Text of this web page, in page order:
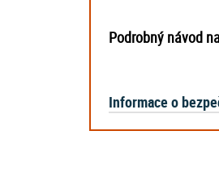
Podrobný návod
Informace o